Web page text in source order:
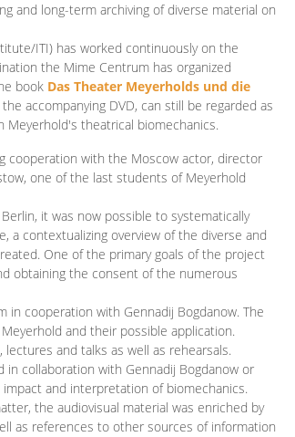
and long-term archiving of diverse material on
ITI) has worked continuously on the
the Mime Centrum has organized
book Das Theater Meyerholds und die
accompanying DVD, can still be regarded as
theatrical biomechanics.
cooperation with the Moscow actor, director
one of the last students of Meyerhold
it was now possible to systematically
a contextualizing overview of the diverse and
One of the primary goals of the project
obtaining the consent of the numerous
cooperation with Gennadij Bogdanow. The
and their possible application.
and talks as well as rehearsals.
collaboration with Gennadij Bogdanow or
and interpretation of biomechanics.
the audiovisual material was enriched by
as references to other sources of information